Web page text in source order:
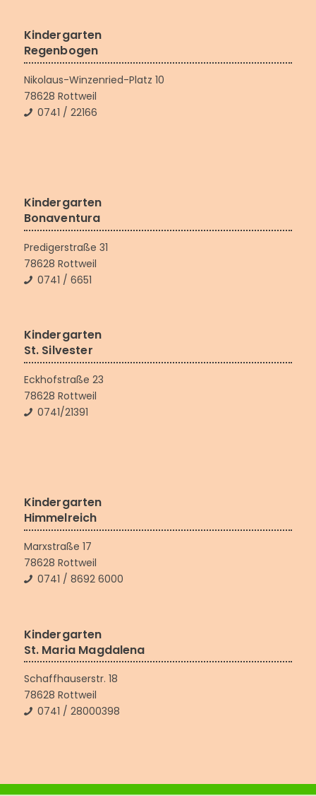
Kindergarten
Regenbogen
Nikolaus-Winzenried-Platz 10
78628 Rottweil
0741 / 22166
Kindergarten
Bonaventura
Predigerstraße 31
78628 Rottweil
0741 / 6651
Kindergarten
St. Silvester
Eckhofstraße 23
78628 Rottweil
0741/21391
Kindergarten
Himmelreich
Marxstraße 17
78628 Rottweil
0741 / 8692 6000
Kindergarten
St. Maria Magdalena
Schaffhauserstr. 18
78628 Rottweil
0741 / 28000398